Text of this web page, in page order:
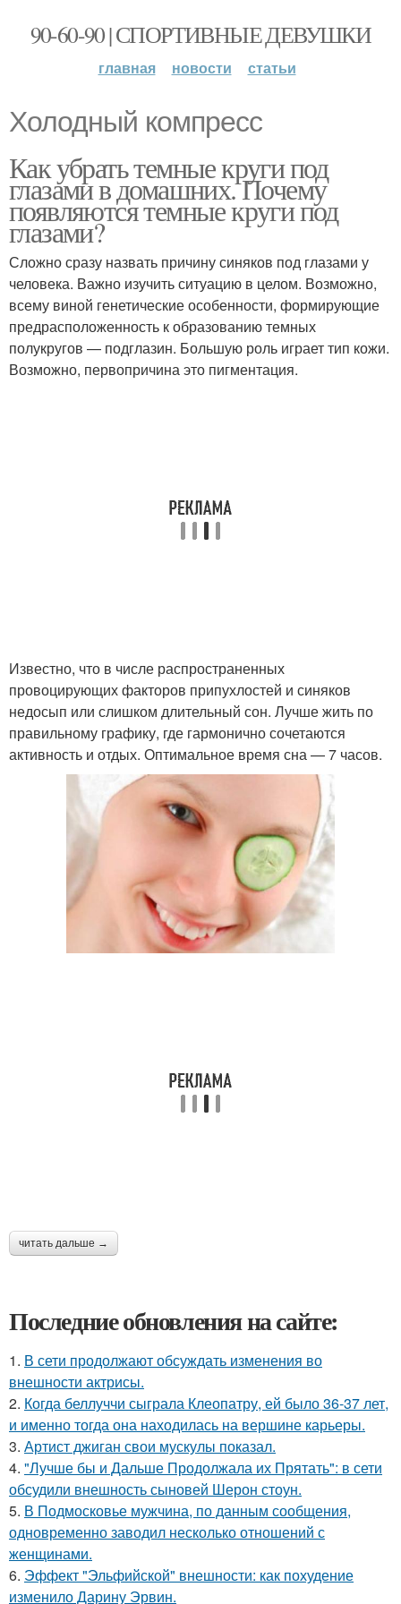
90-60-90 | СПОРТИВНЫЕ ДЕВУШКИ
главная новости статьи
Холодный компресс
Как убрать темные круги под
глазами в домашних. Почему
появляются темные круги под
глазами?
Сложно сразу назвать причину синяков под глазами у
человека. Важно изучить ситуацию в целом. Возможно,
всему виной генетические особенности, формирующие
предрасположенность к образованию темных
полукругов — подглазин. Большую роль играет тип кожи.
Возможно, первопричина это пигментация.
Известно, что в числе распространенных
провоцирующих факторов припухлостей и синяков
недосып или слишком длительный сон. Лучше жить по
правильному графику, где гармонично сочетаются
активность и отдых. Оптимальное время сна — 7 часов.
читать дальше →
Последние обновления на сайте:
1. В сети продолжают обсуждать изменения во
внешности актрисы.
2. Когда беллуччи сыграла Клеопатру, ей было 36-37 лет,
и именно тогда она находилась на вершине карьеры.
3. Артист джиган свои мускулы показал.
4. "Лучше бы и Дальше Продолжала их Прятать": в сети
обсудили внешность сыновей Шерон стоун.
5. В Подмосковье мужчина, по данным сообщения,
одновременно заводил несколько отношений с
женщинами.
6. Эффект "Эльфийской" внешности: как похудение
изменило Дарину Эрвин.